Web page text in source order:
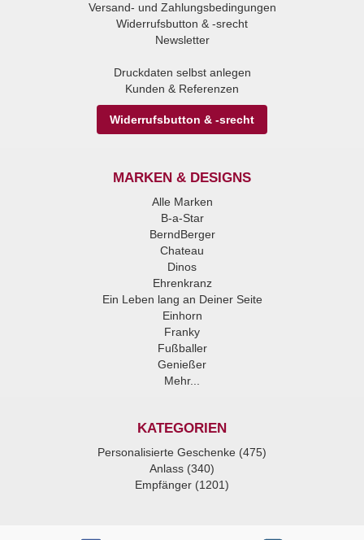
Versand- und Zahlungsbedingungen
Widerrufsbutton & -srecht
Newsletter
Druckdaten selbst anlegen
Kunden & Referenzen
Widerrufsbutton & -srecht
MARKEN & DESIGNS
Alle Marken
B-a-Star
BerndBerger
Chateau
Dinos
Ehrenkranz
Ein Leben lang an Deiner Seite
Einhorn
Franky
Fußballer
Genießer
Mehr...
KATEGORIEN
Personalisierte Geschenke (475)
Anlass (340)
Empfänger (1201)